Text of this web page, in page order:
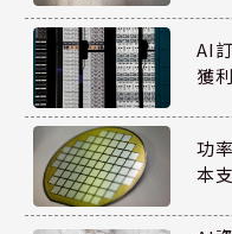
AI
獲
功
本